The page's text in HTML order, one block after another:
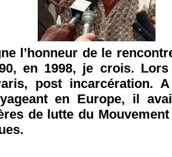
l’honneur de le
en 1998, je crois.
post incarcération.
en Europe, il
de lutte du